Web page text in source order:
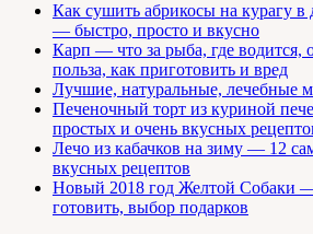
Как сушить абрикосы на курагу
— быстро, просто и вкусно
Карп — что за рыба, где водится,
польза, как приготовить и вред
Лучшие, натуральные, лечебные
Печеночный торт из куриной
простых и очень вкусных
Лечо из кабачков на зиму — 12
вкусных рецептов
Новый 2018 год Желтой Собаки —
готовить, выбор подарков